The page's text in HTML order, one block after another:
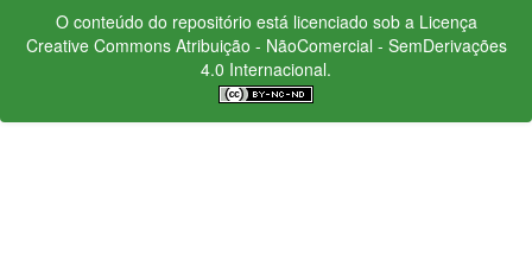
O conteúdo do repositório está licenciado sob a Licença
Creative CommonsAtribuição - NãoComercial - SemDerivações
4.0 Internacional.